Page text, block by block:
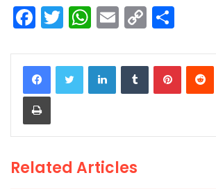
F
a
c
e
b
o
k
T
w
itt
er
W
h
a
ts
p
E
m
ai
C
o
p
n
ar
LinkedInTumblr
Print
Related Articles